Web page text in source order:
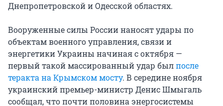
Днепропетровской и Одесской областях.
Вооруженные силы России наносят удары по
объектам военного управления, связи и
энергетики Украины начиная с октября —
первый такой массированный удар былпосле
теракта на Крымском мосту. В середине ноября
украинский премьер-министр Денис Шмыгаль
сообщал, что почти половина энергосистемы